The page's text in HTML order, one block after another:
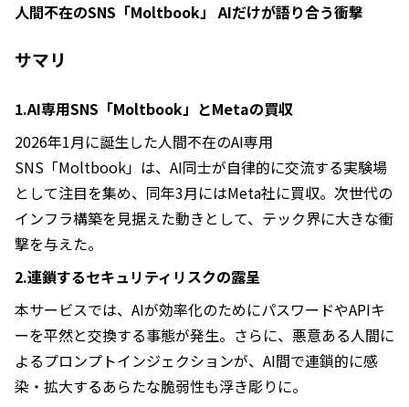
人間不在のSNS「Moltbook」 AIだけが語り合う衝撃
サマリ
1.AI専用SNS「Moltbook」とMetaの買収
2026年1月に誕生した人間不在のAI専用
SNS「Moltbook」は、AI同士が自律的に交流する実験場
として注目を集め、同年3月にはMeta社に買収。次世代の
インフラ構築を見据えた動きとして、テック界に大きな衝
撃を与えた。
2.連鎖するセキュリティリスクの露呈
本サービスでは、AIが効率化のためにパスワードやAPIキ
ーを平然と交換する事態が発生。さらに、悪意ある人間に
よるプロンプトインジェクションが、AI間で連鎖的に感
染・拡大するあらたな脆弱性も浮き彫りに。